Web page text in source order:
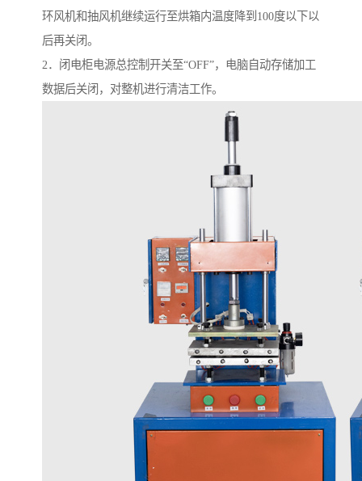
环风机和抽风机继续运行至烘箱内温度降到100度以下以
后再关闭。
2．闭电柜电源总控制开关至“OFF”，电脑自动存储加工
数据后关闭，对整机进行清洁工作。